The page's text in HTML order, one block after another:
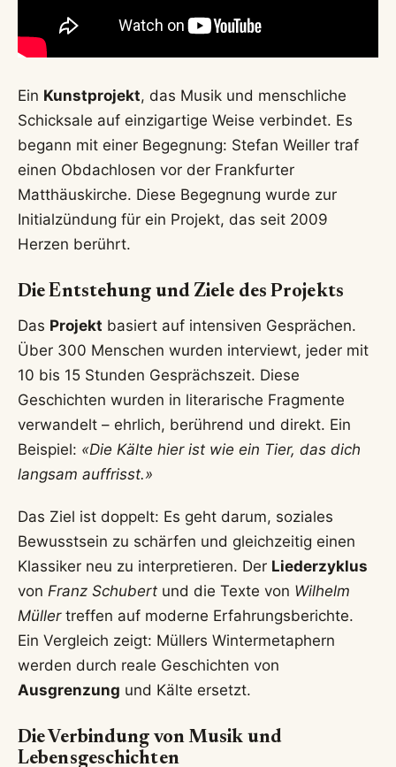
Ein Kunstprojekt, das Musik und menschliche
Schicksale auf einzigartige Weise verbindet. Es
begann mit einer Begegnung: Stefan Weiller traf
einen Obdachlosen vor der Frankfurter
Matthäuskirche. Diese Begegnung wurde zur
Initialzündung für ein Projekt, das seit 2009
Herzen berührt.
Die Entstehung und Ziele des Projekts
Das Projekt basiert auf intensiven Gesprächen.
Über 300 Menschen wurden interviewt, jeder mit
10 bis 15 Stunden Gesprächszeit. Diese
Geschichten wurden in literarische Fragmente
verwandelt – ehrlich, berührend und direkt. Ein
Beispiel: «Die Kälte hier ist wie ein Tier, das dich
langsam auffrisst.»
Das Ziel ist doppelt: Es geht darum, soziales
Bewusstsein zu schärfen und gleichzeitig einen
Klassiker neu zu interpretieren. Der Liederzyklus
von Franz Schubert und die Texte von Wilhelm
Müllertreffen auf moderne Erfahrungsberichte.
Ein Vergleich zeigt: Müllers Wintermetaphern
werden durch reale Geschichten von
Ausgrenzung und Kälte ersetzt.
Die Verbindung von Musik und
Lebensgeschichten